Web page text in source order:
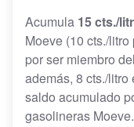
Acumula 15 cts./
Moeve (10 cts./
por ser miembro
además, 8 cts./
saldo acumulado
gasolineras Moeve.